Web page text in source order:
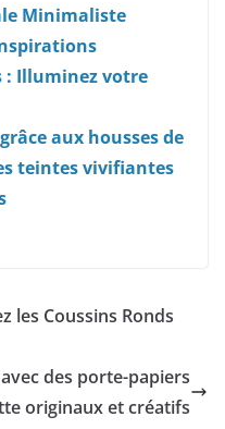
Minimaliste
: Illuminez votre
aux housses de
teintes vivifiantes
les Coussins Ronds
des porte-papiers
originaux et créatifs